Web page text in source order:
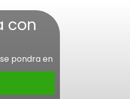
con
pondra en